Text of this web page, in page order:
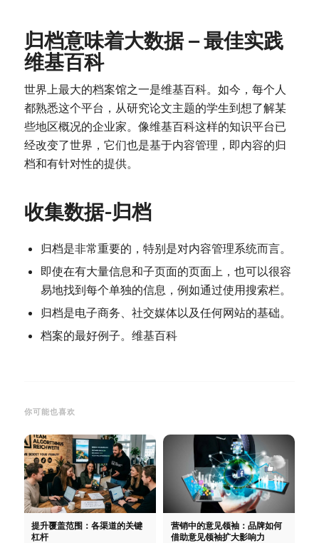
归档意味着大数据 – 最佳实践
维基百科
世界上最大的档案馆之一是维基百科。如今，每个人
都熟悉这个平台，从研究论文主题的学生到想了解某
些地区概况的企业家。像维基百科这样的知识平台已
经改变了世界，它们也是基于内容管理，即内容的归
档和有针对性的提供。
收集数据-归档
归档是非常重要的，特别是对内容管理系统而言。
即使在有大量信息和子页面的页面上，也可以很容
易地找到每个单独的信息，例如通过使用搜索栏。
归档是电子商务、社交媒体以及任何网站的基础。
档案的最好例子。维基百科
你可能也喜欢
提升覆盖范围：各渠道的关键
杠杆
营销中的意见领袖：品牌如何
借助意见领袖扩大影响力